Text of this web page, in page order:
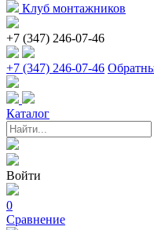
Клуб монтажников
+7 (347) 246-07-46
+7 (347) 246-07-46
Каталог
Войти
0
Сравнение